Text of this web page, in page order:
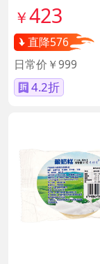
￥423
直降576
日常价￥999
4.2折